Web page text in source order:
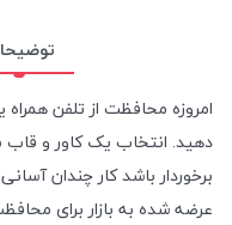
امروزه محافظت از تلفن
دهید. انتخاب یک کاور و قاب
برخوردار باشد کار چندان
عرضه شده به بازار برای